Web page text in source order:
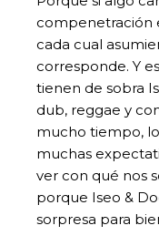
compenetración
cada cual
corresponde. Y
tienen de sobra
dub, reggae y
mucho tiempo,
muchas
ver con qué nos
porque Iseo &
sorpresa para